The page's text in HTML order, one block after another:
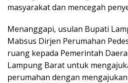
masyarakat dan mencegah
Menanggapi, usulan Bupati
Mabsus Dirjen Perumahan
ruang kepada Pemerintah
Lampung Barat untuk
perumahan dengan